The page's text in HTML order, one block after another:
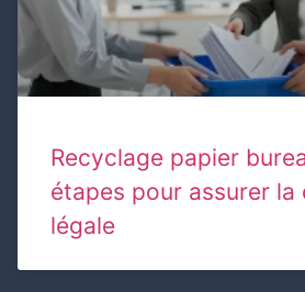
Recyclage papier
étapes pour assurer
légale